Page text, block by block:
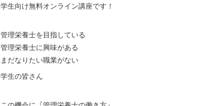
学生向け無料オンライン講座です！
管理栄養士を目指している
管理栄養士に興味がある
まだなりたい職業がない
学生の皆さん